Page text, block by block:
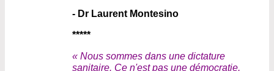
- Dr Laurent Montesino
*****
« Nous sommes dans une dictature
sanitaire. Ce n'est pas une démocratie.